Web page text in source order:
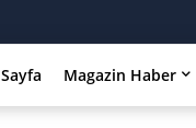
Magazin Haber